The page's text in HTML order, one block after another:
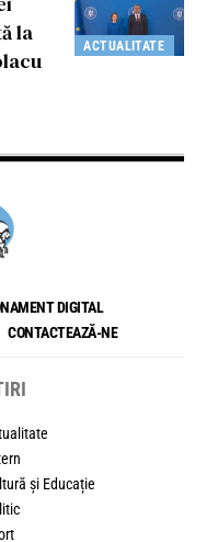
ACTUALITATE
la
DIGITAL
CONTACTEAZĂ-NE
și Educație